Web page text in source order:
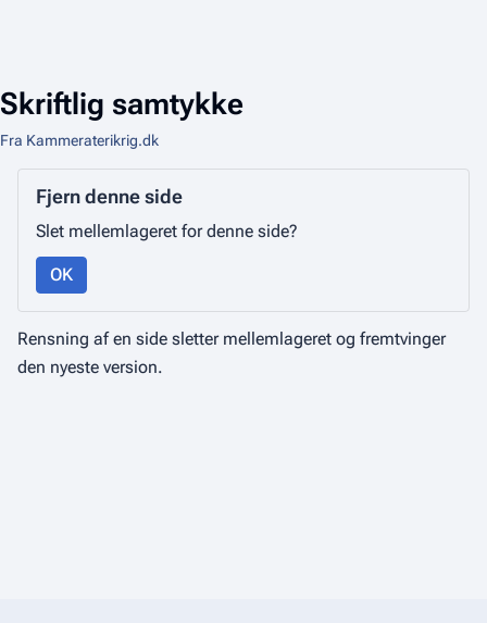
Skriftlig samtykke
Fra Kammeraterikrig.dk
Fjern denne side
Slet mellemlageret for denne side?
OK
Rensning af en side sletter mellemlageret og fremtvinger
den nyeste version.